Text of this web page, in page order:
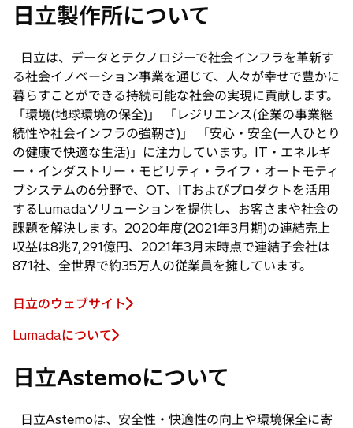
い
ブ
で
開
く
日立製作所について
日立は、データとテクノロジーで社会インフラを革新す
る社会イノベーション事業を通じて、人々が幸せで豊かに
暮らすことができる持続可能な社会の実現に貢献します。
「環境(地球環境の保全)」 「レジリエンス(企業の事業継
続性や社会インフラの強靭さ)」 「安心・安全(一人ひとり
の健康で快適な生活)」に注力しています。IT・エネルギ
ー・インダストリー・モビリティ・ライフ・オートモティ
ブシステムの6分野で、OT、ITおよびプロダクトを活用
するLumadaソリューションを提供し、お客さまや社会の
課題を解決します。2020年度(2021年3月期)の連結売上
収益は8兆7,291億円、2021年3月末時点で連結子会社は
871社、全世界で約35万人の従業員を擁しています。
日立のウェブサイト
Lumadaについて
新
い
ブ
日立Astemoについて
日立Astemoは、安全性・快適性の向上や環境保全に寄